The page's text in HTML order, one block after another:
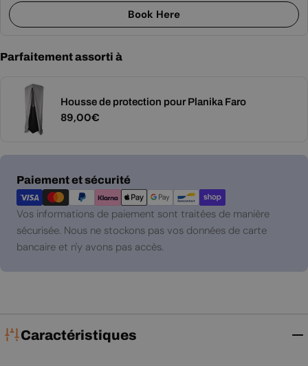
Book Here
Parfaitement assorti à
Housse de protection pour Planika Faro
Prix
89,00€
Paiement et sécurité
Modes
de
paiement
Vos informations de paiement sont traitées de manière
sécurisée. Nous ne stockons pas vos données de carte
bancaire et n'y avons pas accès.
Caractéristiques